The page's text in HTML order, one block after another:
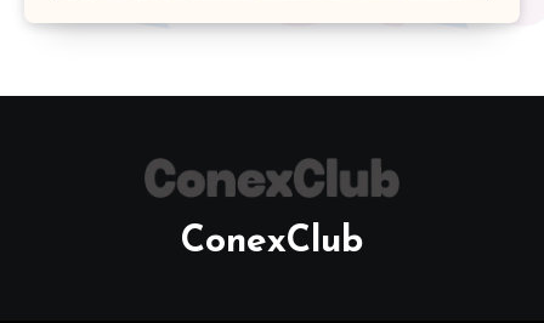
ConexClub